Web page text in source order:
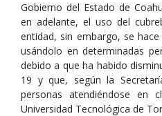
Gobierno del Estado de
en adelante, el uso del
entidad, sin embargo, se
usándolo en determinadas
debido a que ha habido
19 y que, según la
personas atendiéndose en
Universidad Tecnológica de